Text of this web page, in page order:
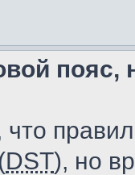
пояс,
DST), но